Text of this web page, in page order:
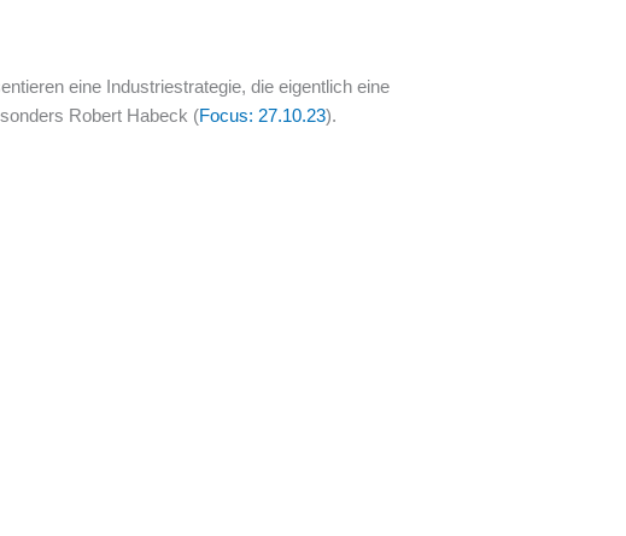
eine Industriestrategie, die eigentlich eine
Robert Habeck (Focus: 27.10.23).